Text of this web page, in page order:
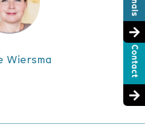
Wiersma